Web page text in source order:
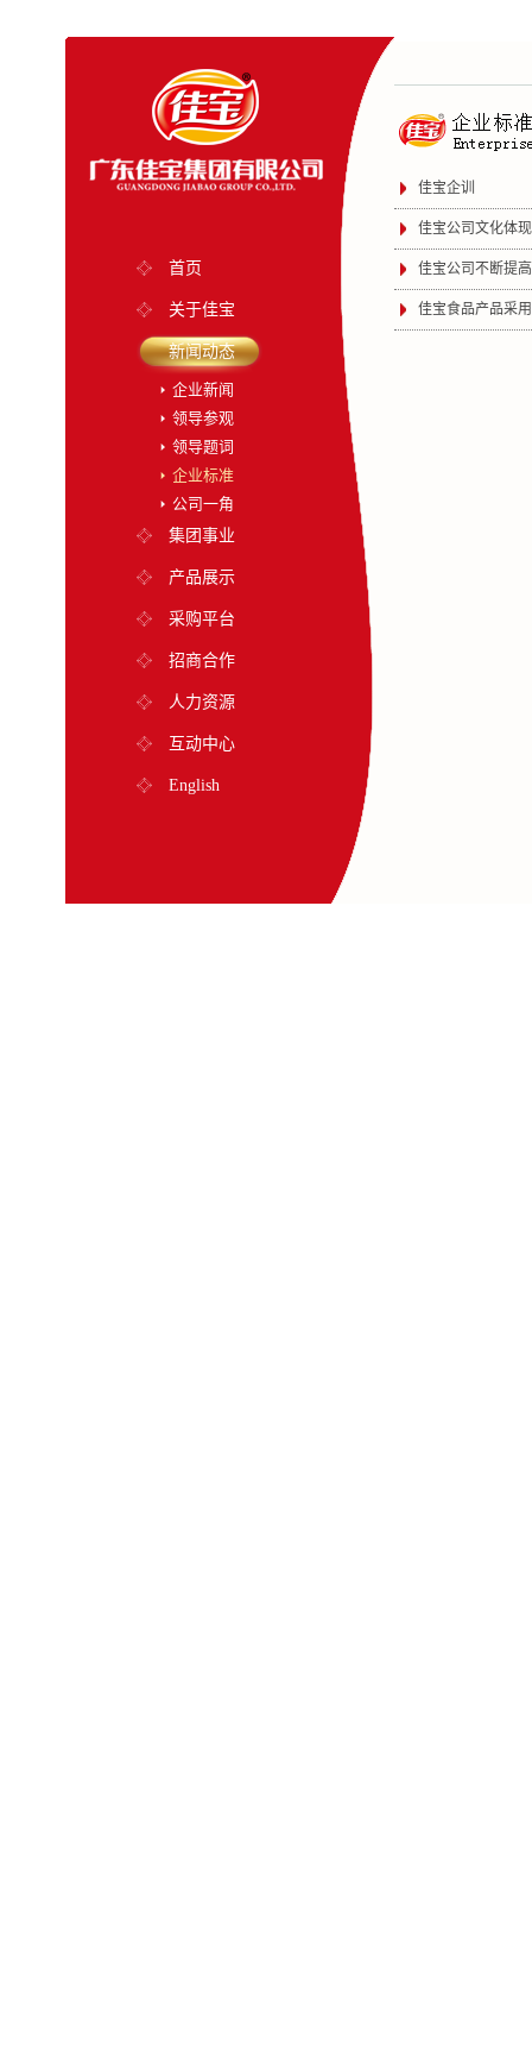
首页
关于佳宝
新闻动态
企业新闻
领导参观
领导题词
企业标准
公司一角
集团事业
产品展示
采购平台
招商合作
人力资源
互动中心
English
佳宝企训
佳宝公司文化体
佳宝公司不断提
佳宝食品产品采